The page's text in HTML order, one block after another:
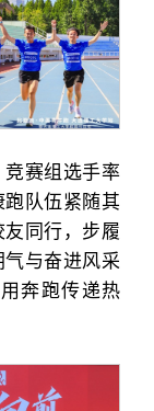
赛组选手率
队伍紧随其
同行，步履
与奋进风采
奔跑传递热